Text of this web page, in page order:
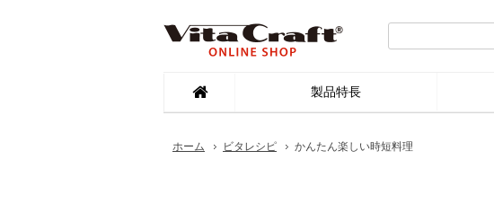
製品特長
ホーム ビタレシピ かんたん楽しい時短料理